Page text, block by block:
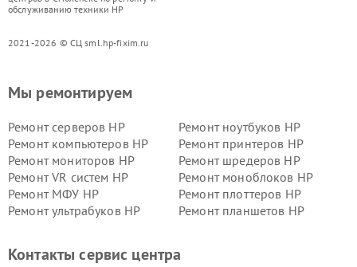
обслуживанию техники HP
2021-2026 © СЦ sml.hp-fixim.ru
Мы ремонтируем
Ремонт серверов HP
Ремонт ноутбуков HP
Ремонт компьютеров HP
Ремонт принтеров HP
Ремонт мониторов HP
Ремонт шредеров HP
Ремонт VR систем HP
Ремонт моноблоков HP
Ремонт МФУ HP
Ремонт плоттеров HP
Ремонт ультрабуков HP
Ремонт планшетов HP
Контакты сервис центра